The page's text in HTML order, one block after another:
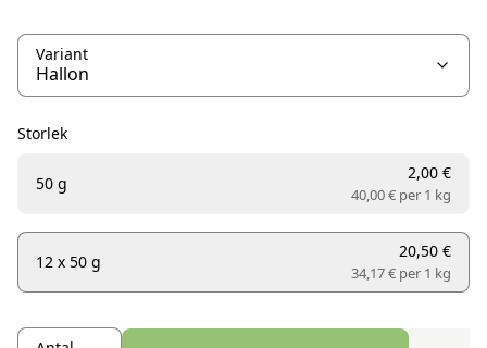
Variant
Storlek
50 g
2,00 €
40,00 € per 1 kg
12 x 50 g
20,50 €
34,17 € per 1 kg